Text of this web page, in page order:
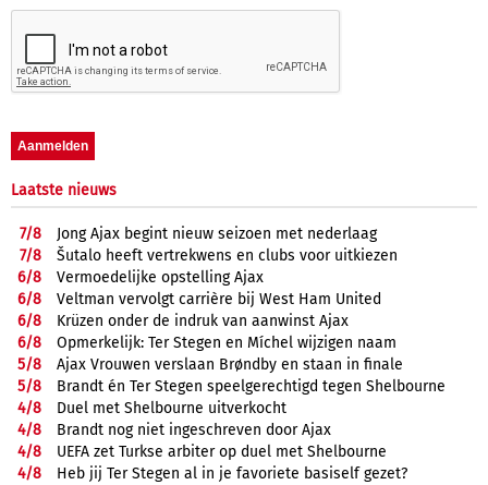
Laatste nieuws
7/8
Jong Ajax begint nieuw seizoen met nederlaag
7/8
Šutalo heeft vertrekwens en clubs voor uitkiezen
6/8
Vermoedelijke opstelling Ajax
6/8
Veltman vervolgt carrière bij West Ham United
6/8
Krüzen onder de indruk van aanwinst Ajax
6/8
Opmerkelijk: Ter Stegen en Míchel wijzigen naam
5/8
Ajax Vrouwen verslaan Brøndby en staan in finale
5/8
Brandt én Ter Stegen speelgerechtigd tegen Shelbourne
4/8
Duel met Shelbourne uitverkocht
4/8
Brandt nog niet ingeschreven door Ajax
4/8
UEFA zet Turkse arbiter op duel met Shelbourne
4/8
Heb jij Ter Stegen al in je favoriete basiself gezet?